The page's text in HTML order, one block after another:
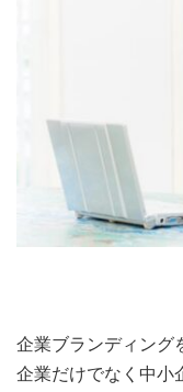
企業ブランディング
企業だけでなく中小